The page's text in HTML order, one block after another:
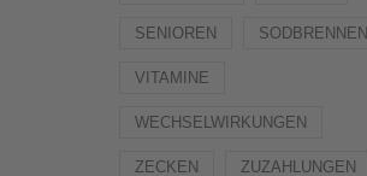
SENIOREN SODBRENNEN
VITAMINE
WECHSELWIRKUNGEN
ZECKEN ZUZAHLUNGEN